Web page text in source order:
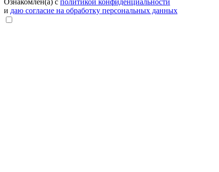
Ознакомлен(а) с политикой конфиденциальности
и даю согласие на обработку персональных данных